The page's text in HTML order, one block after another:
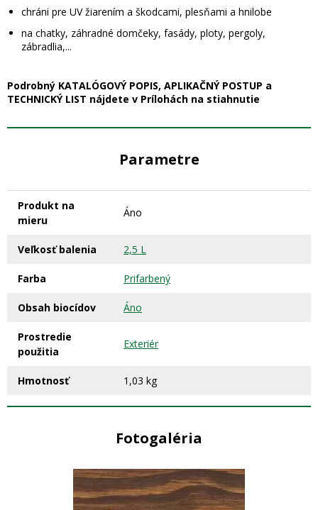
chráni pre UV žiarením a škodcami, plesňami a hnilobe
na chatky, záhradné domčeky, fasády, ploty, pergoly,
zábradlia,...
Podrobný KATALÓGOVÝ POPIS, APLIKAČNÝ POSTUP a
TECHNICKÝ LIST nájdete v Prílohách na stiahnutie
Parametre
Produkt na
mieru
Áno
Veľkosť balenia 2,5 L
Farba Prifarbený
Obsah biocídov Áno
Prostredie
použitia
Exteriér
Hmotnosť 1,03 kg
Fotogaléria